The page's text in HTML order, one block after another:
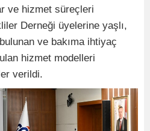
ve hizmet süreçleri
Derneği üyelerine yaşlı,
ve bakıma ihtiyaç
hizmet modelleri
verildi.